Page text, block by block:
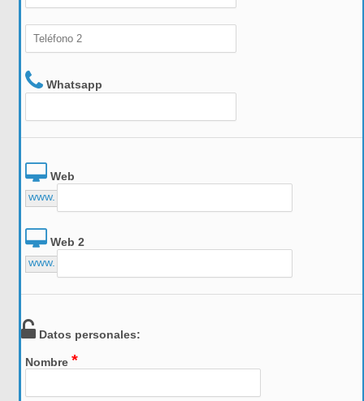
Whatsapp
Web
www.
Web 2
www.
Datos personales:
Nombre*